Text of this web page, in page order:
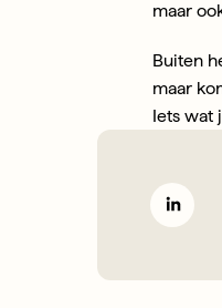
maar
Buiten
maar
Iets wat